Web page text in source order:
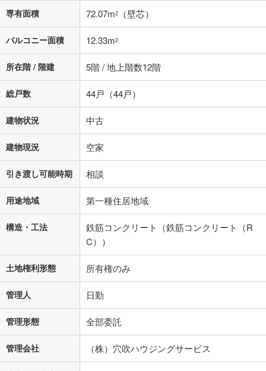
専有面積 72.07m2 （壁芯）
バルコニー面積 12.33m2
所在階 / 階建 5階 / 地上階数12階
総戸数 44戸（44戸）
建物状況 中古
建物現況 空家
引き渡し可能時期 相談
用途地域 第一種住居地域
構造・工法
鉄筋コンクリート（鉄筋コンクリート（R
C））
土地権利形態 所有権のみ
管理人 日勤
管理形態 全部委託
管理会社 （株）穴吹ハウジングサービス